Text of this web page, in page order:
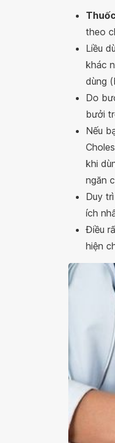
theo
Liều
khác
dùng
Do
bưởi
Nếu
khi
ngăn
Duy
ích
Điều
hiện